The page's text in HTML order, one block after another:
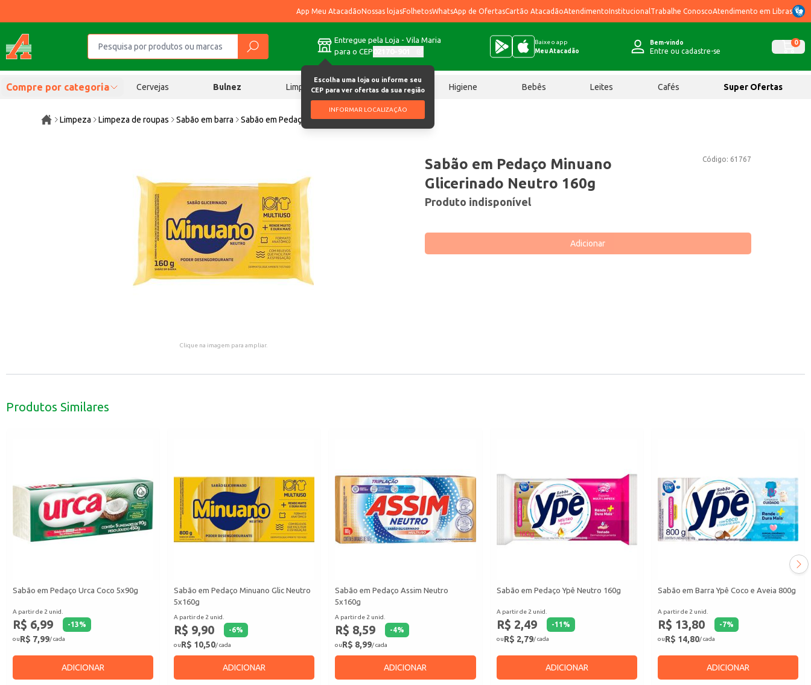
App Meu AtacadãoNossas lojasFolhetosWhatsApp de OfertasCartão AtacadãoAtendimentoInstitucional Trabalhe ConoscoAtendimento em Libras
Entregue pela Loja - Vila Maria
para o CEP
Escolha uma loja ou informe seu
CEP para ver ofertas da sua região
INFORMAR LOCALIZAÇÃO
Baixe o app
Meu Atacadão
Bem-vindo
Entre ou cadastre-se
0
Compre por categoria Cervejas Bulnez Limpeza Chocolates Higiene Bebês Leites Cafés Super Ofertas
Limpeza Limpeza de roupas Sabão em barra Sabão em Pedaço Minuano Glicerinado Neutro 160g
Clique na imagem para ampliar.
Código: 61767
Sabão em Pedaço Minuano
Glicerinado Neutro 160g
Produto indisponível
Adicionar
Produtos Similares
Sabão em Pedaço Urca Coco 5x90g
A partir de 2 unid.
R$ 6,99 -13%
ouR$ 7,99/ cada
ADICIONAR
Sabão em Pedaço Minuano Glic Neutro
5x160g
A partir de 2 unid.
R$ 9,90 -6%
ouR$ 10,50/ cada
ADICIONAR
Sabão em Pedaço Assim Neutro
5x160g
A partir de 2 unid.
R$ 8,59 -4%
ouR$ 8,99/ cada
ADICIONAR
Sabão em Pedaço Ypê Neutro 160g
A partir de 2 unid.
R$ 2,49 -11 %
ouR$ 2,79/ cada
ADICIONAR
Sabão em Barra Ypê Coco e Aveia 800g
A partir de 2 unid.
R$ 13,80 -7%
ouR$ 14,80/ cada
ADICIONAR